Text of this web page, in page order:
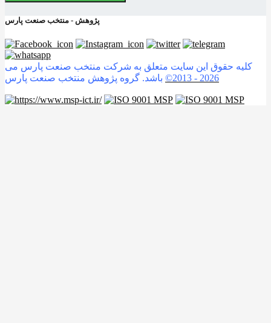
پژوهش - منتخب صنعت پارس
کلیه حقوق این سایت متعلق به شرکت منتخب صنعت پارس می
©2013 - 2026